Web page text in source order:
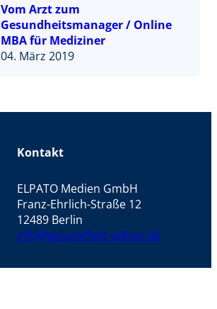
Vom Arzt zum
Gesundheitsmanager / Online
MBA für Mediziner
04. März 2019
Kontakt
ELPATO Medien GmbH
Franz-Ehrlich-Straße 12
12489 Berlin
info@gesundheit-adhoc.de